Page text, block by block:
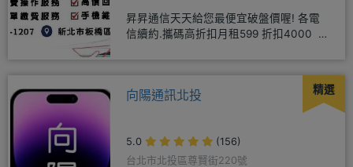
昇昇通信天天給您最便宜破盤價喔! 各電
信續約.攜碼高折扣月租599 折扣4000 月
精選
向陽通訊北投
5.0
(156)
台北市北投區尊賢街220號